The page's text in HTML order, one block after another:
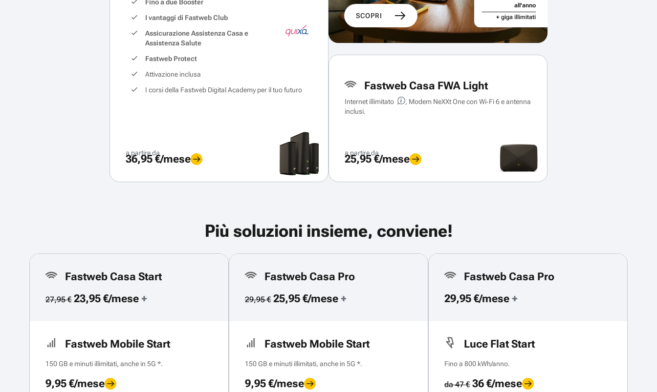
Fino a due Booster
I vantaggi di Fastweb Club
Assicurazione Assistenza Casa e
Assistenza Salute
Fastweb Protect
Attivazione inclusa
I corsi della Fastweb Digital Academy per il tuo futuro
a partire da
36,95 €/mese
SCOPRI
all'anno
+ giga illimitati
Fastweb Casa FWA Light
Internet illimitato
, Modem NeXXt One con Wi‑Fi 6 e antenna
inclusi.
a partire da
25,95 €/mese
Più soluzioni insieme, conviene!
Fastweb Casa Start
27,95 €23,95 €/mese +
Fastweb Mobile Start
150 GB e minuti illimitati, anche in 5G *.
9,95 €/mese
Fastweb Casa Pro
29,95 €25,95 €/mese +
Fastweb Mobile Start
150 GB e minuti illimitati, anche in 5G *.
9,95 €/mese
Fastweb Casa Pro
29,95 €/mese +
Luce Flat Start
Fino a 800 kWh/anno.
da 47 €36 €/mese